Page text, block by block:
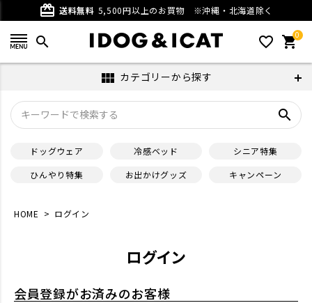
card_giftcard 送料無料 5,500円以上のお買物 ※沖縄・北海道除く
search favorite_outline 0
shopping_cart
view_module カテゴリーから探す
search
ドッグウェア 冷感ベッド
シニア特集
ひんやり特集
お出かけグッズ キャンペーン
HOME ログイン
ログイン
会員登録がお済みのお客様